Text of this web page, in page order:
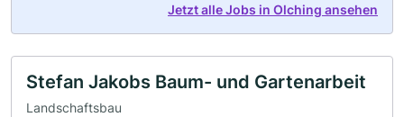
Jetzt alle Jobs in Olching ansehen
Stefan Jakobs Baum- und Gartenarbeit
Landschaftsbau